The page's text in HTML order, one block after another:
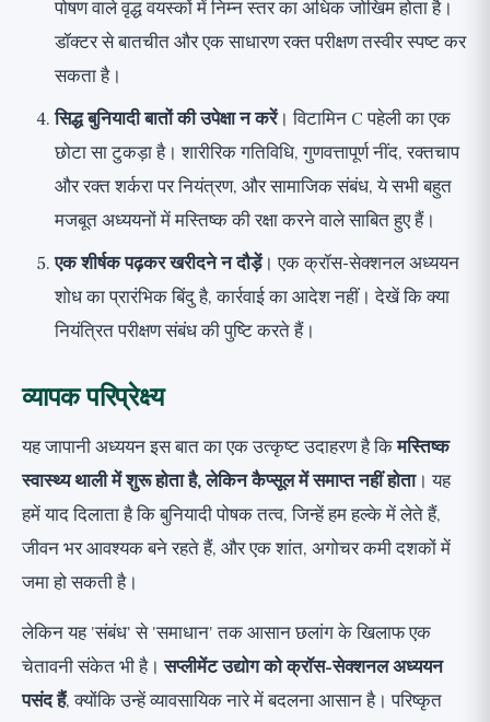
पोषण वाले वृद्ध वयस्कों में निम्न स्तर का अधिक जोखिम होता है।
डॉक्टर से बातचीत और एक साधारण रक्त परीक्षण तस्वीर स्पष्ट कर
सकता है।
सिद्ध बुनियादी बातों की उपेक्षा न करें। विटामिन C पहेली का एक
छोटा सा टुकड़ा है। शारीरिक गतिविधि, गुणवत्तापूर्ण नींद, रक्तचाप
और रक्त शर्करा पर नियंत्रण, और सामाजिक संबंध, ये सभी बहुत
मजबूत अध्ययनों में मस्तिष्क की रक्षा करने वाले साबित हुए हैं।
एक शीर्षक पढ़कर खरीदने न दौड़ें। एक क्रॉस-सेक्शनल अध्ययन
शोध का प्रारंभिक बिंदु है, कार्रवाई का आदेश नहीं। देखें कि क्या
नियंत्रित परीक्षण संबंध की पुष्टि करते हैं।
व्यापक परिप्रेक्ष्य
यह जापानी अध्ययन इस बात का एक उत्कृष्ट उदाहरण है किमस्तिष्क
स्वास्थ्य थाली में शुरू होता है, लेकिन कैप्सूल में समाप्त नहीं होता। यह
हमें याद दिलाता है कि बुनियादी पोषक तत्व, जिन्हें हम हल्के में लेते हैं,
जीवन भर आवश्यक बने रहते हैं, और एक शांत, अगोचर कमी दशकों में
जमा हो सकती है।
लेकिन यह 'संबंध' से 'समाधान' तक आसान छलांग के खिलाफ एक
चेतावनी संकेत भी है।सप्लीमेंट उद्योग को क्रॉस-सेक्शनल अध्ययन
पसंद हैं, क्योंकि उन्हें व्यावसायिक नारे में बदलना आसान है। परिष्कृत